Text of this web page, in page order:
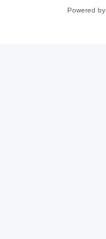
Powered by